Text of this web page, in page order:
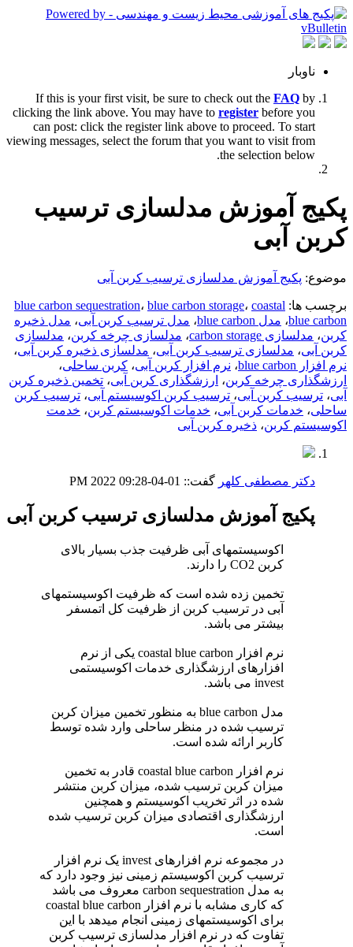
ناوبار
If this is your first visit, be sure to check out the FAQ by
clicking the link above. You may have to register before you
can post: click the register link above to proceed. To start
viewing messages, select the forum that you want to visit from
the selection below.
پکیج آموزش مدلسازی ترسیب
کربن آبی
موضوع: پکیج آموزش مدلسازی ترسیب کربن آبی
برچسب ها: blue carbon sequestration، blue carbon storage، coastal
blue carbon، مدل blue carbon ، مدل ترسیب کربن آبی، مدل ذخیره
کربن، مدلسازی carbon storage ، مدلسازی چرخه کربن، مدلسازی
کربن آبی، مدلسازی ترسیب کربن آبی، مدلسازی ذخیره کربن آبی،
نرم افزار blue carbon
، نرم افزار کربن آبی، کربن ساحلی،
ارزشگذاری چرخه کربن، ارزشگذاری کربن آبی، تخمین ذخیره کربن
آبی، ترسیب کربن آبی، ترسیب کربن اکوسیستم آبی، ترسیب کربن
ساحلی، خدمات کربن آبی، خدمات اکوسیستم کربن، خدمت
اکوسیستم کربن، ذخیره کربن آبی
دکتر مصطفی کلهر گفت:: 01-04-2022
09:28 PM
پکیج آموزش مدلسازی ترسیب کربن آبی
اکوسیستمهای آبی ظرفیت جذب بسیار بالای
کربن CO2 را دارند.
تخمین زده شده است که ظرفیت اکوسیستمهای
آبی در ترسیب کربن از ظرفیت کل اتمسفر
بیشتر می باشد.
نرم افزار coastal blue carbon یکی از نرم
افزارهای ارزشگذاری خدمات اکوسیستمی
invest می باشد.
مدل blue carbon به منظور تخمین میزان کربن
ترسیب شده در منظر ساحلی وارد شده توسط
کاربر ارائه شده است.
نرم افزار coastal blue carbon قادر به تخمین
میزان کربن ترسیب شده، میزان کربن منتشر
شده در اثر تخریب اکوسیستم و همچنین
ارزشگذاری اقتصادی میزان کربن ترسیب شده
است.
در مجموعه نرم افزارهای invest یک نرم افزار
ترسیب کربن اکوسیستم زمینی نیز وجود دارد که
به مدل carbon sequestration معروف می باشد
که کاری مشابه با نرم افزار coastal blue carbon
برای اکوسیستمهای زمینی انجام میدهد با این
تفاوت که در نرم افزار مدلسازی ترسیب کربن